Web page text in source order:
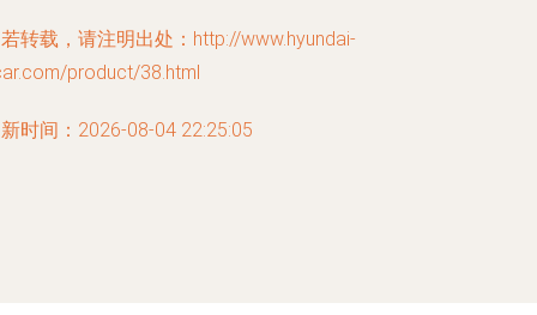
转载，请注明出处：http://www.hyundai-
product/38.html
时间：2026-08-04 22:25:05